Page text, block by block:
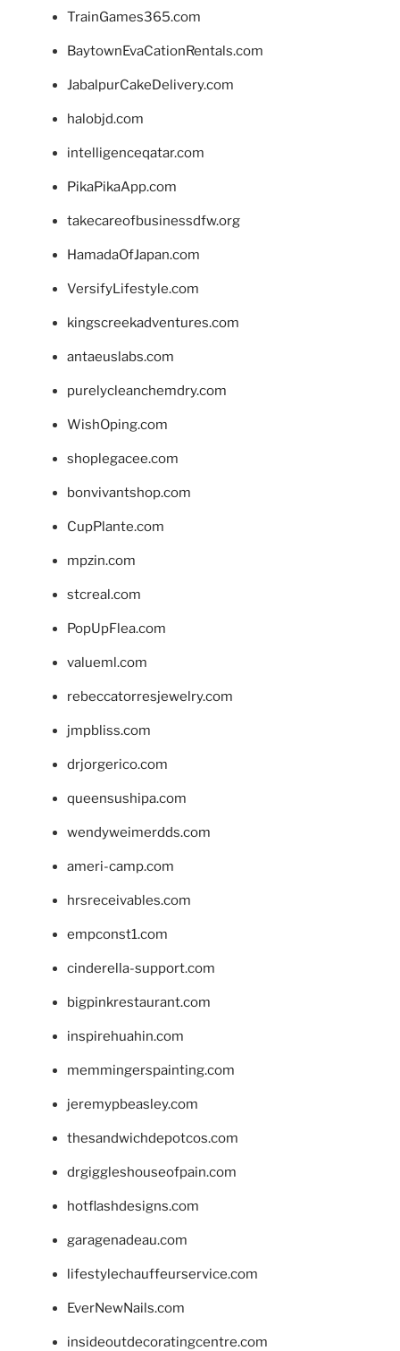
TrainGames365.com
BaytownEvaCationRentals.com
JabalpurCakeDelivery.com
halobjd.com
intelligenceqatar.com
PikaPikaApp.com
takecareofbusinessdfw.org
HamadaOfJapan.com
VersifyLifestyle.com
kingscreekadventures.com
antaeuslabs.com
purelycleanchemdry.com
WishOping.com
shoplegacee.com
bonvivantshop.com
CupPlante.com
mpzin.com
stcreal.com
PopUpFlea.com
valueml.com
rebeccatorresjewelry.com
jmpbliss.com
drjorgerico.com
queensushipa.com
wendyweimerdds.com
ameri-camp.com
hrsreceivables.com
empconst1.com
cinderella-support.com
bigpinkrestaurant.com
inspirehuahin.com
memmingerspainting.com
jeremypbeasley.com
thesandwichdepotcos.com
drgiggleshouseofpain.com
hotflashdesigns.com
garagenadeau.com
lifestylechauffeurservice.com
EverNewNails.com
insideoutdecoratingcentre.com